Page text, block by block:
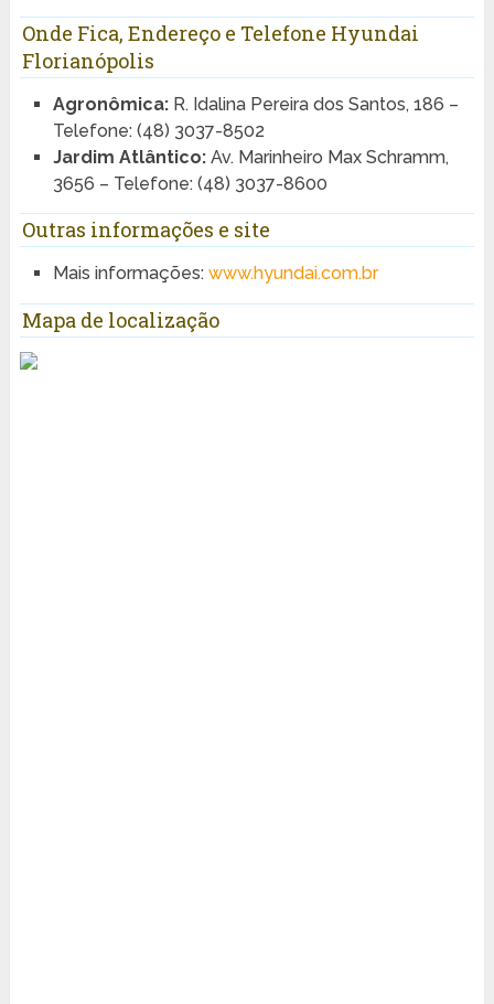
Onde Fica, Endereço e Telefone Hyundai
Florianópolis
Agronômica:R. Idalina Pereira dos Santos, 186 –
Telefone: (48) 3037-8502
Jardim Atlântico:Av. Marinheiro Max Schramm,
3656 – Telefone: (48) 3037-8600
Outras informações e site
Mais informações: www.hyundai.com.br
Mapa de localização